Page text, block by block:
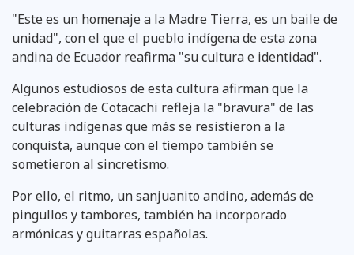
"Este es un homenaje a la Madre Tierra, es un baile de
unidad", con el que el pueblo indígena de esta zona
andina de Ecuador reafirma "su cultura e identidad".
Algunos estudiosos de esta cultura afirman que la
celebración de Cotacachi refleja la "bravura" de las
culturas indígenas que más se resistieron a la
conquista, aunque con el tiempo también se
sometieron al sincretismo.
Por ello, el ritmo, un sanjuanito andino, además de
pingullos y tambores, también ha incorporado
armónicas y guitarras españolas.